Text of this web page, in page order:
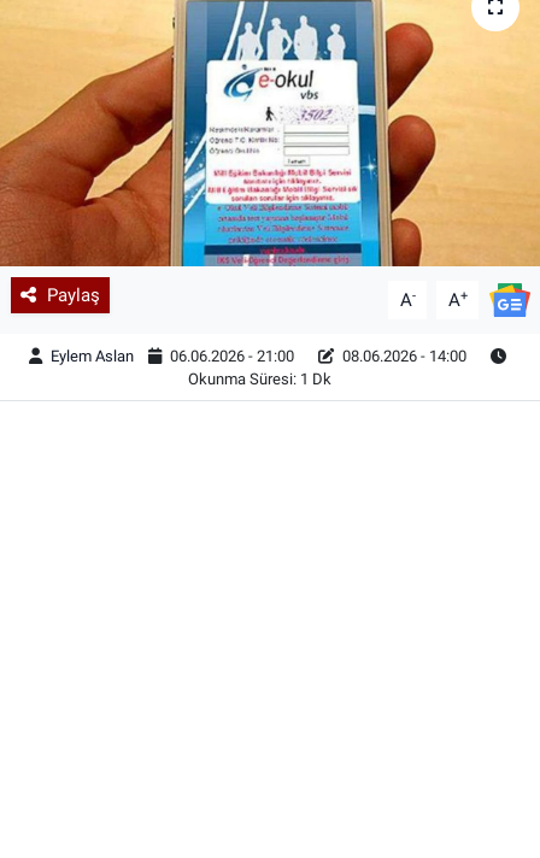
Paylaş A- A+
Eylem Aslan 06.06.2026 - 21:00
08.06.2026 - 14:00
Okunma Süresi: 1 Dk